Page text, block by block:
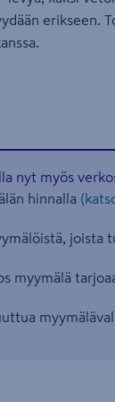
erikseen.
nyt myös
hinnalla
joista
myymälä